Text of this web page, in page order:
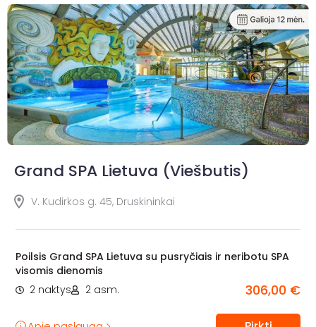
Grand SPA Lietuva (Viešbutis)
V. Kudirkos g. 45, Druskininkai
Poilsis Grand SPA Lietuva su pusryčiais ir neribotu SPA
visomis dienomis
2 naktys
2 asm. 306,00 €